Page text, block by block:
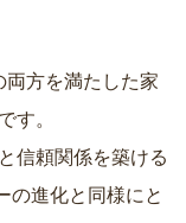
両方を満たした家
す。
信頼関係を築ける